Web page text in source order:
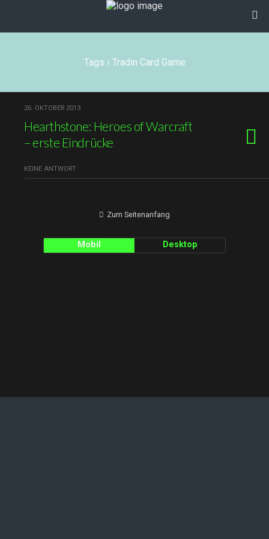
Tags › Tradin Card Game
26. OKTOBER 2013
Hearthstone: Heroes of Warcraft
– erste Eindrücke
KEINE ANTWORT
Zum Seitenanfang
Mobil Desktop